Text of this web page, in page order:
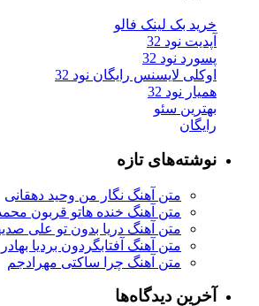
خرید بک لینک فالو
آپدیت نود 32
پسورد نود 32
اوکلی لایسنس رایگان نود 32
همیار نود 32
بهترین سئو
رایگان
نوشته‌های تازه
متن آهنگ نگار من وحید دهقانی
متن آهنگ خنده هاتو قربون
متن آهنگ دریا بدون تو علی
متن آهنگ آفتابگردون بردیا بهادر
متن آهنگ چرا ساکتی مهرادجم
آخرین دیدگاه‌ها